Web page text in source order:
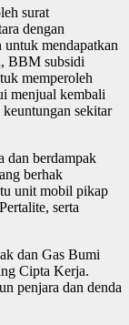
surat
dengan
mendapatkan
BBM subsidi
memperoleh
menjual kembali
sekitar
dan berdampak
berhak
unit mobil pikap
serta
dan Gas Bumi
Cipta Kerja.
penjara dan denda